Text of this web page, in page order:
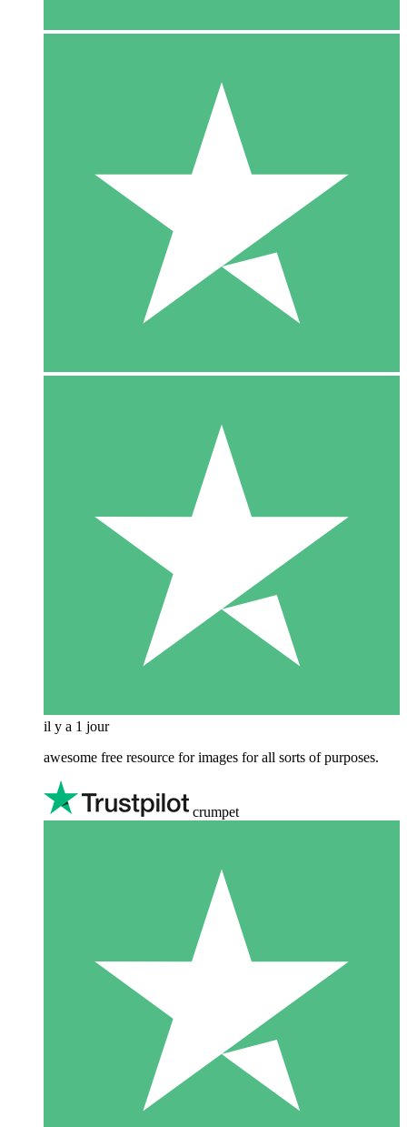
il y a 1 jour
awesome free resource for images for all sorts of purposes.
crumpet